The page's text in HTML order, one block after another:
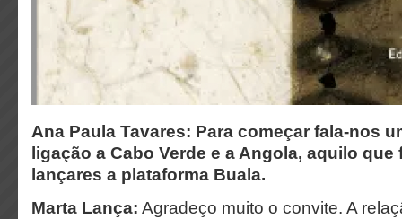
Ana Paula Tavares: Para começar fala-nos
ligação a Cabo Verde e a Angola, aquilo
lançares a plataforma Buala.
Marta Lança: Agradeço muito o convite. A